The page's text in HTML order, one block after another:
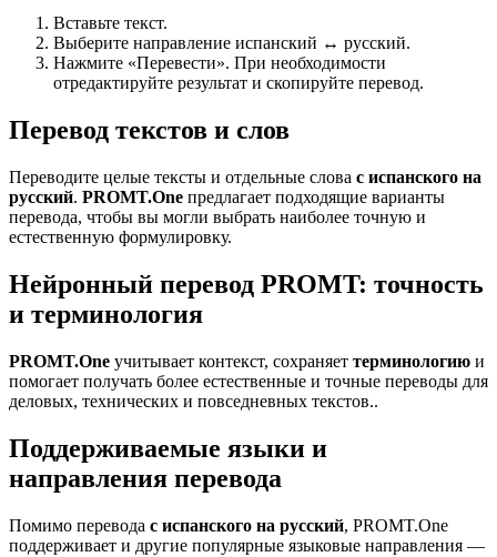
Вставьте текст.
Выберите направление испанский ↔ русский.
Нажмите «Перевести». При необходимости
отредактируйте результат и скопируйте перевод.
Перевод текстов и слов
Переводите целые тексты и отдельные слова с испанского на
русский. PROMT.One предлагает подходящие варианты
перевода, чтобы вы могли выбрать наиболее точную и
естественную формулировку.
Нейронный перевод PROMT: точность
и терминология
PROMT.One учитывает контекст, сохраняет терминологию и
помогает получать более естественные и точные переводы для
деловых, технических и повседневных текстов..
Поддерживаемые языки и
направления перевода
Помимо перевода с испанского на русский, PROMT.One
поддерживает и другие популярные языковые направления —